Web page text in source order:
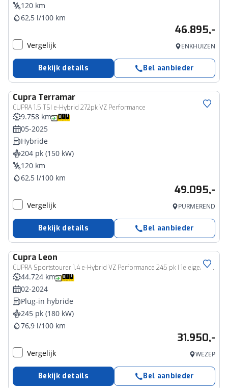
120 km
62,5 l/100 km
46.895,-
Vergelijk ENKHUIZEN
Bekijk details Bel aanbieder
Cupra Terramar
CUPRA 1.5 TSI e-Hybrid 272pk VZ Performance
9.758 km
05-2025
Hybride
204 pk (150 kW)
120 km
62,5 l/100 km
49.095,-
Vergelijk PURMEREND
Bekijk details Bel aanbieder
Cupra Leon
CUPRA Sportstourer 1.4 e-Hybrid VZ Performance 245 pk | 1e eigenaar | dealer onderh. | panoramadak | elektr. a. klep | kuipstoelen
44.724 km
02-2024
Plug-in hybride
245 pk (180 kW)
76,9 l/100 km
31.950,-
Vergelijk WEZEP
Bekijk details Bel aanbieder